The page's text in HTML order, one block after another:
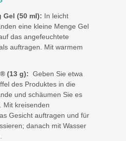
Gel (50 ml): In leicht
eine kleine Menge Gel
das angefeuchtete
auftragen. Mit warmem
(13 g): Geben Sie etwa
des Produktes in die
und schäumen Sie es
Mit kreisenden
Gesicht auftragen und für
danach mit Wasser